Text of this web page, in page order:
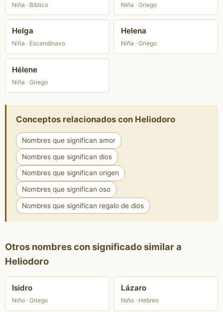
Niña · Bíblico Niña · Griego
Helga
Niña · Escandinavo
Helena
Niña · Griego
Hélene
Niña · Griego
Conceptos relacionados con Heliodoro
Nombres que significan amor
Nombres que significan dios
Nombres que significan origen
Nombres que significan oso
Nombres que significan regalo de dios
Otros nombres con significado similar a
Heliodoro
Isidro
Niño · Griego
Lázaro
Niño · Hebreo